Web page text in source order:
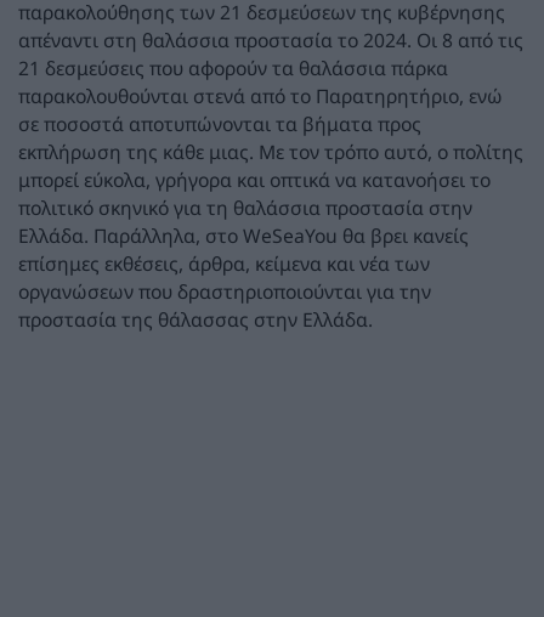
παρακολούθησης των 21 δεσμεύσεων της κυβέρνησης
απέναντι στη θαλάσσια προστασία το 2024. Οι 8 από τις
21 δεσμεύσεις που αφορούν τα θαλάσσια πάρκα
παρακολουθούνται στενά από το Παρατηρητήριο, ενώ
σε ποσοστά αποτυπώνονται τα βήματα προς
εκπλήρωση της κάθε μιας. Με τον τρόπο αυτό, ο πολίτης
μπορεί εύκολα, γρήγορα και οπτικά να κατανοήσει το
πολιτικό σκηνικό για τη θαλάσσια προστασία στην
Ελλάδα. Παράλληλα, στο WeSeaYou θα βρει κανείς
επίσημες εκθέσεις, άρθρα, κείμενα και νέα των
οργανώσεων που δραστηριοποιούνται για την
προστασία της θάλασσας στην Ελλάδα.